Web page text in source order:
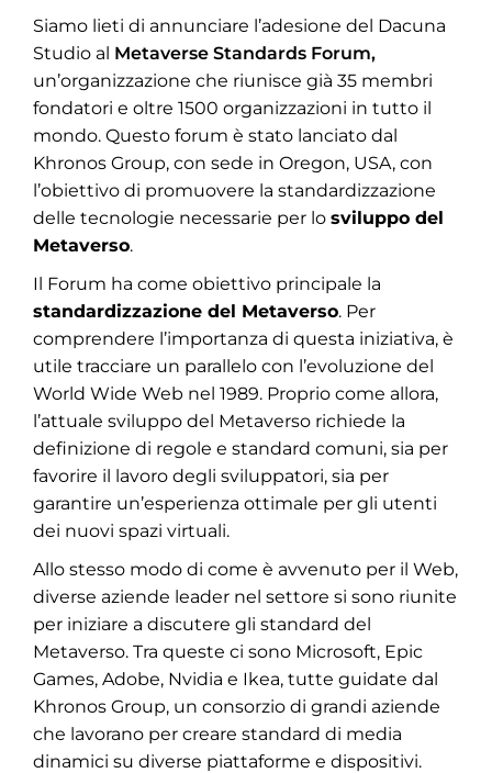
Siamo lieti di annunciare l’adesione del Dacuna
Studio al Metaverse Standards Forum,
un’organizzazione che riunisce già 35 membri
fondatori e oltre 1500 organizzazioni in tutto il
mondo. Questo forum è stato lanciato dal
Khronos Group, con sede in Oregon, USA, con
l’obiettivo di promuovere la standardizzazione
delle tecnologie necessarie per lo sviluppo del
Metaverso.
Il Forum ha come obiettivo principale la
standardizzazione del Metaverso. Per
comprendere l’importanza di questa iniziativa, è
utile tracciare un parallelo con l’evoluzione del
World Wide Web nel 1989. Proprio come allora,
l’attuale sviluppo del Metaverso richiede la
definizione di regole e standard comuni, sia per
favorire il lavoro degli sviluppatori, sia per
garantire un’esperienza ottimale per gli utenti
dei nuovi spazi virtuali.
Allo stesso modo di come è avvenuto per il Web,
diverse aziende leader nel settore si sono riunite
per iniziare a discutere gli standard del
Metaverso. Tra queste ci sono Microsoft, Epic
Games, Adobe, Nvidia e Ikea, tutte guidate dal
Khronos Group, un consorzio di grandi aziende
che lavorano per creare standard di media
dinamici su diverse piattaforme e dispositivi.